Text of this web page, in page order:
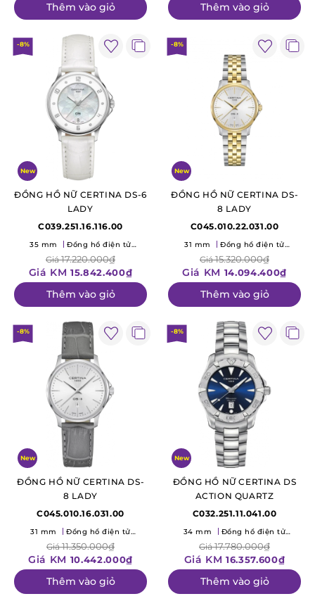
Thêm vào giỏ Thêm vào giỏ
-8%
New
ĐỒNG HỒ NỮ CERTINA DS-6
LADY
C039.251.16.116.00
35 mm
Đồng hồ điện tử
Giá17.220.000₫
Giá KM 15.842.400₫
Thêm vào giỏ
-8%
New
ĐỒNG HỒ NỮ CERTINA DS-
8 LADY
C045.010.22.031.00
31 mm
Đồng hồ điện tử
Giá15.320.000₫
Giá KM 14.094.400₫
Thêm vào giỏ
-8%
New
ĐỒNG HỒ NỮ CERTINA DS-
8 LADY
C045.010.16.031.00
31 mm
Đồng hồ điện tử
Giá11.350.000₫
Giá KM 10.442.000₫
Thêm vào giỏ
-8%
New
ĐỒNG HỒ NỮ CERTINA DS
ACTION QUARTZ
C032.251.11.041.00
34 mm
Đồng hồ điện tử
Giá17.780.000₫
Giá KM 16.357.600₫
Thêm vào giỏ